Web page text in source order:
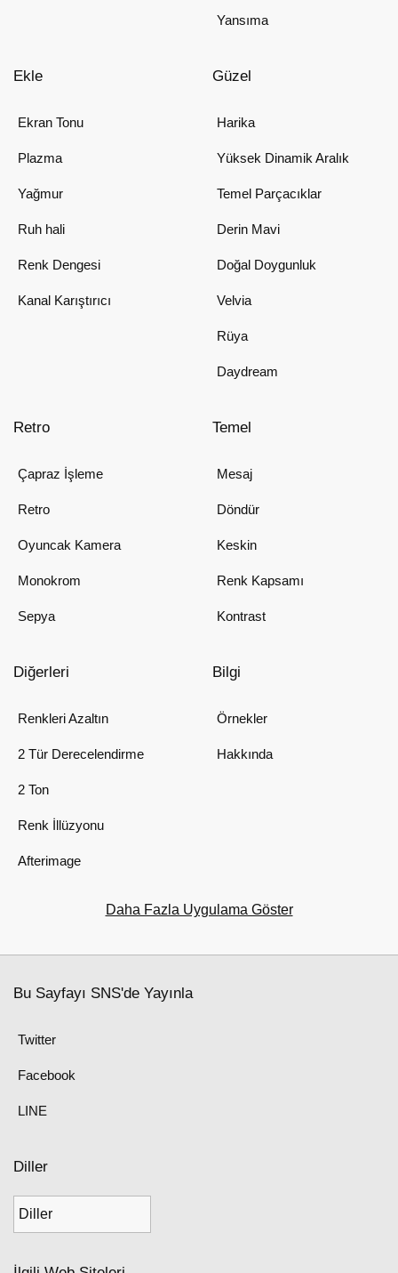
Yansıma
Ekle
Ekran Tonu
Plazma
Yağmur
Ruh hali
Renk Dengesi
Kanal Karıştırıcı
Güzel
Harika
Yüksek Dinamik Aralık
Temel Parçacıklar
Derin Mavi
Doğal Doygunluk
Velvia
Rüya
Daydream
Retro
Çapraz İşleme
Retro
Oyuncak Kamera
Monokrom
Sepya
Temel
Mesaj
Döndür
Keskin
Renk Kapsamı
Kontrast
Diğerleri
Renkleri Azaltın
2 Tür Derecelendirme
2 Ton
Renk İllüzyonu
Afterimage
Bilgi
Örnekler
Hakkında
Daha Fazla Uygulama Göster
Bu Sayfayı SNS'de Yayınla
Twitter
Facebook
LINE
Diller